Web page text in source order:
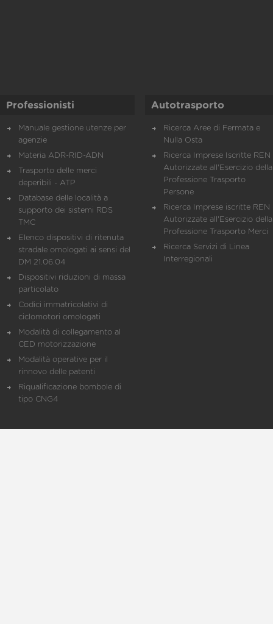
Professionisti
Manuale gestione utenze per
agenzie
Materia ADR-RID-ADN
Trasporto delle merci
deperibili - ATP
Database delle località a
supporto dei sistemi RDS
TMC
Elenco dispositivi di ritenuta
stradale omologati ai sensi del
DM 21.06.04
Dispositivi riduzioni di massa
particolato
Codici immatricolativi di
ciclomotori omologati
Modalità di collegamento al
CED motorizzazione
Modalità operative per il
rinnovo delle patenti
Riqualificazione bombole di
tipo CNG4
Autotrasporto
Ricerca Aree di Fermata e
Nulla Osta
Ricerca Imprese Iscritte REN
Autorizzate all'Esercizio della
Professione Trasporto
Persone
Ricerca Imprese iscritte REN
Autorizzate all'Esercizio della
Professione Trasporto Merci
Ricerca Servizi di Linea
Interregionali